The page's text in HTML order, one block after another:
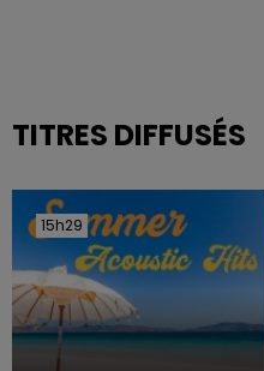
TITRES DIFFUSÉS
15h29
15h29